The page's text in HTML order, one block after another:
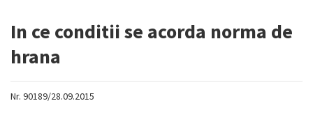
In ce conditii se acorda norma de
hrana
Nr. 90189/28.09.2015